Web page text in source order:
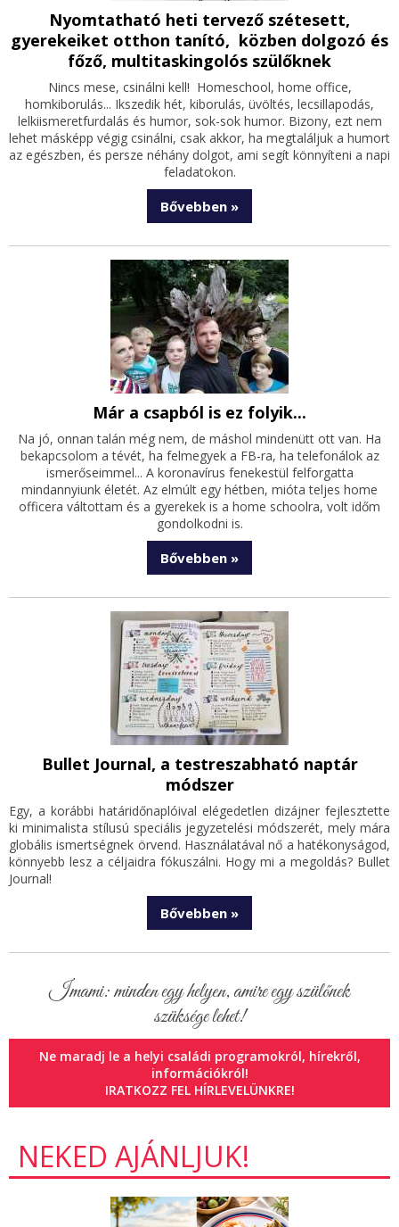
Nyomtatható heti tervező szétesett,
gyerekeiket otthon tanító, közben dolgozó és
főző, multitaskingolós szülőknek
Nincs mese, csinálni kell! Homeschool, home office,
homkiborulás... Ikszedik hét, kiborulás, üvöltés, lecsillapodás,
lelkiismeretfurdalás és humor, sok-sok humor. Bizony, ezt nem
lehet másképp végig csinálni, csak akkor, ha megtaláljuk a humort
az egészben, és persze néhány dolgot, ami segít könnyíteni a napi
feladatokon.
Bővebben »
Már a csapból is ez folyik...
Na jó, onnan talán még nem, de máshol mindenütt ott van. Ha
bekapcsolom a tévét, ha felmegyek a FB-ra, ha telefonálok az
ismerőseimmel... A koronavírus fenekestül felforgatta
mindannyiunk életét. Az elmúlt egy hétben, mióta teljes home
officera váltottam és a gyerekek is a home schoolra, volt időm
gondolkodni is.
Bővebben »
Bullet Journal, a testreszabható naptár
módszer
Egy, a korábbi határidőnaplóival elégedetlen dizájner fejlesztette
ki minimalista stílusú speciális jegyzetelési módszerét, mely mára
globális ismertségnek örvend. Használatával nő a hatékonyságod,
könnyebb lesz a céljaidra fókuszálni. Hogy mi a megoldás? Bullet
Journal!
Bővebben »
Imami: minden egy helyen, amire egy szülőnek
szüksége lehet!
Ne maradj le a helyi családi programokról, hírekről,
információkról!
IRATKOZZ FEL HÍRLEVELÜNKRE!
NEKED AJÁNLJUK!